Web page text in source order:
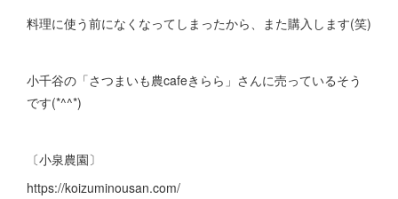
料理に使う前になくなってしまったから、また購入します(笑)
小千谷の「さつまいも農cafeきらら」さんに売っているそう
です(*^^*)
〔小泉農園〕
https://koizuminousan.com/